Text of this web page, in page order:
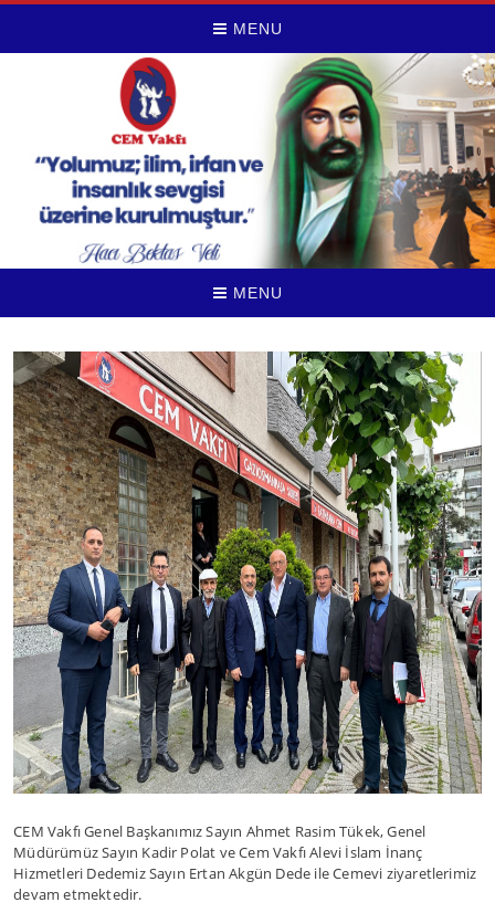
MENU
MENU
CEM Vakfı Genel Başkanımız Sayın Ahmet Rasim Tükek, Genel
Müdürümüz Sayın Kadir Polat ve Cem Vakfı Alevi İslam İnanç
Hizmetleri Dedemiz Sayın Ertan Akgün Dede ile Cemevi ziyaretlerimiz
devam etmektedir.